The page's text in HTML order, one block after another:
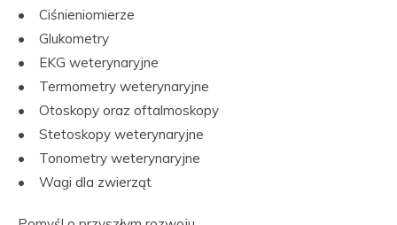
• Ciśnieniomierze
• Glukometry
• EKG weterynaryjne
• Termometry weterynaryjne
• Otoskopy oraz oftalmoskopy
• Stetoskopy weterynaryjne
• Tonometry weterynaryjne
• Wagi dla zwierząt